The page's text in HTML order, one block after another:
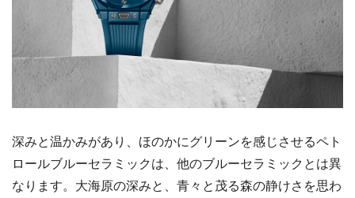
深みと温かみがあり、ほのかにグリーンを感じさせるペト
ロールブルーセラミックは、他のブルーセラミックとは異
なります。大海原の深みと、青々と茂る森の静けさを思わ